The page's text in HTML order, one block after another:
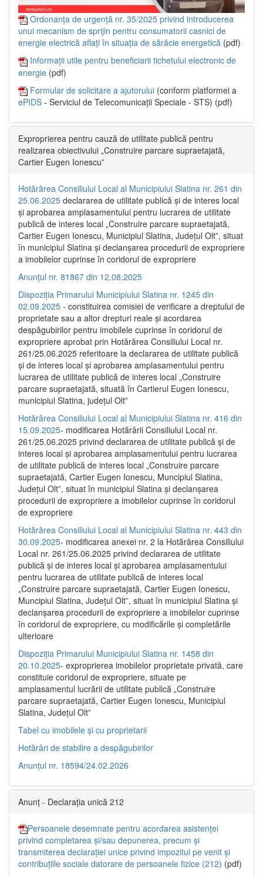
Ordonanța de urgență nr. 35/2025 privind introducerea
unui mecanism de sprijin pentru consumatorii casnici de
energie electrică aflați în situația de sărăcie energetică (pdf)
Informații utile pentru beneficiarii tichetului electronic de
energie (pdf)
Formular de solicitare a ajutorului (conform platformei a
ePIDS - Serviciul de Telecomunicații Speciale - STS) (pdf)
Exproprierea pentru cauză de utilitate publică pentru
realizarea obiectivului „Construire parcare supraetajată,
Cartier Eugen Ionescu”
Hotărârea Consiliului Local al Municipiului Slatina nr. 261 din
25.06.2025 declararea de utilitate publică și de interes local
și aprobarea amplasamentului pentru lucrarea de utilitate
publică de interes local „Construire parcare supraetajată,
Cartier Eugen Ionescu, Municipiul Slatina, Județul Olt”, situat
în municipiul Slatina și declanșarea procedurii de expropriere
a imobilelor cuprinse în coridorul de expropriere
Anunțul nr. 81867 din 12.08.2025
Dispoziția Primarului Municipiului Slatina nr. 1245 din
02.09.2025 - constituirea comisiei de verificare a dreptului de
proprietate sau a altor drepturi reale și acordarea
despăgubirilor pentru imobilele cuprinse în coridorul de
expropriere aprobat prin Hotărârea Consiliului Local nr.
261/25.06.2025 referitoare la declararea de utilitate publică
și de interes local și aprobarea amplasamentului pentru
lucrarea de utilitate publică de interes local „Construire
parcare supraetajată, situată în Cartierul Eugen Ionescu,
municipiul Slatina, județul Olt”
Hotărârea Consiliului Local al Municipiului Slatina nr. 416 din
15.09.2025- modificarea Hotărârii Consiliului Local nr.
261/25.06.2025 privind declararea de utilitate publică și de
interes local și aprobarea amplasamentului pentru lucrarea
de utilitate publică de interes local „Construire parcare
supraetajată, Cartier Eugen Ionescu, Muncipiul Slatina,
Județul Olt”, situat în municipiul Slatina și declanșarea
procedurii de expropriere a imobilelor cuprinse în coridorul
de expropriere
Hotărârea Consiliului Local al Municipiului Slatina nr. 443 din
30.09.2025- modificarea anexei nr. 2 la Hotărârea Consiliului
Local nr. 261/25.06.2025 privind declararea de utilitate
publică şi de interes local şi aprobarea amplasamentului
pentru lucrarea de utilitate publică de interes local
„Construire parcare supraetajată, Cartier Eugen Ionescu,
Muncipiul Slatina, Judeţul Olt”, situat în municipiul Slatina şi
declanşarea procedurii de expropriere a imobilelor cuprinse
în coridorul de expropriere, cu modificările şi completările
ulterioare
Dispoziția Primarului Municipiului Slatina nr. 1458 din
20.10.2025- exproprierea imobilelor proprietate privată, care
constituie coridorul de expropriere, situate pe
amplasamentul lucrării de utilitate publică „Construire
parcare supraetajată, Cartier Eugen Ionescu, Municipiul
Slatina, Județul Olt”
Tabel cu imobilele și cu proprietarii
Hotărâri de stabilire a despăgubirilor
Anunțul nr. 18594/24.02.2026
Anunț - Declarația unică 212
Persoanele desemnate pentru acordarea asistenței
privind completarea și/sau depunerea, precum și
transmiterea declarației unice privind impozitul pe venit și
contribuțiile sociale datorare de persoanele fizice (212) (pdf)